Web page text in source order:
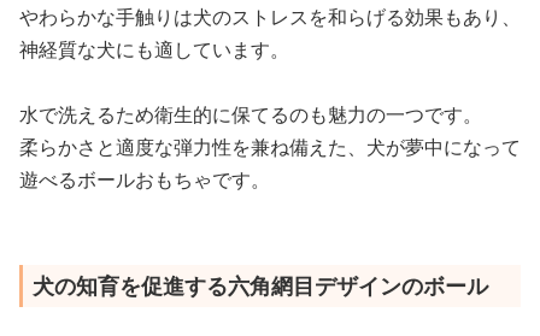
やわらかな手触りは犬のストレスを和らげる効果もあり、
神経質な犬にも適しています。
水で洗えるため衛生的に保てるのも魅力の一つです。
柔らかさと適度な弾力性を兼ね備えた、犬が夢中になって
遊べるボールおもちゃです。
犬の知育を促進する六角網目デザインのボール